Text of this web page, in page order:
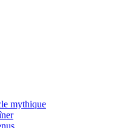
mythique